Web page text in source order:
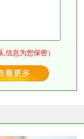
信息为您保密）